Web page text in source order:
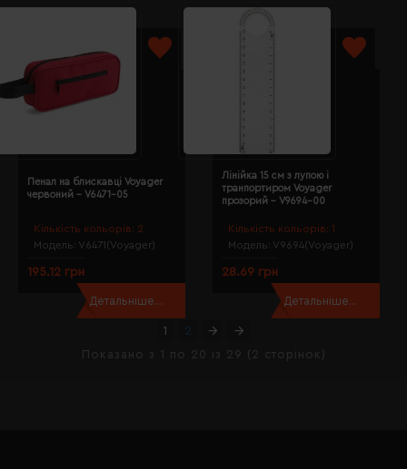
Кількість кольорів: 2
Модель: V6471(Voyager)
Пенал на блискавці Voyager
червоний - V6471-05
195.12 грн
Детальніше...
Кількість кольорів: 1
Модель: V9694(Voyager)
Лінійка 15 см з лупою і
транпортиром Voyager
прозорий - V9694-00
28.69 грн
Детальніше...
1
2
Показано з 1 по 20 із 29 (2 сторінок)